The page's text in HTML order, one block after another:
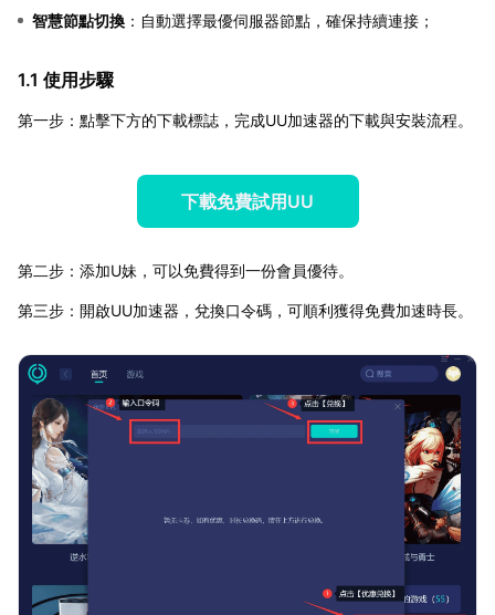
智慧節點切換 ：自動選擇最優伺服器節點，確保持續連接；
1.1 使用步驟
第一步：點擊下方的下載標誌，完成UU加速器的下載與安裝流程。
下載免費試用UU
第二步：添加U妹，可以免費得到一份會員優待。
第三步：開啟UU加速器，兌換口令碼，可順利獲得免費加速時長。